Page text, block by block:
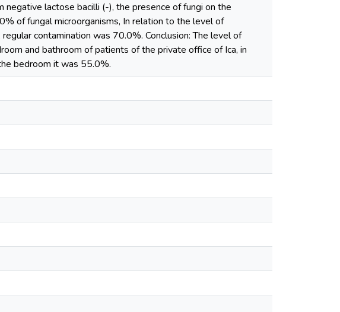
lactose bacilli (-), the presence of fungi on the
of fungal microorganisms, In relation to the level of
contamination was 70.0%. Conclusion: The level of
and bathroom of patients of the private office of Ica, in
bedroom it was 55.0%.